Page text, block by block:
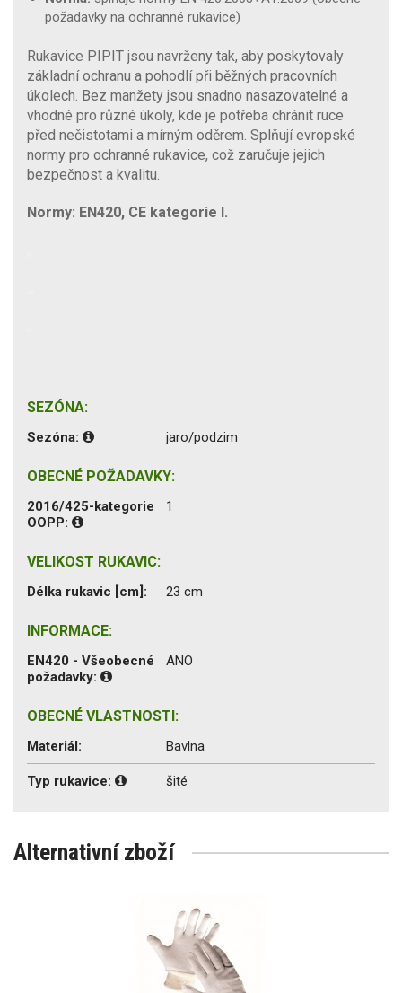
požadavky na ochranné rukavice)
Rukavice PIPIT jsou navrženy tak, aby poskytovaly
základní ochranu a pohodlí při běžných pracovních
úkolech. Bez manžety jsou snadno nasazovatelné a
vhodné pro různé úkoly, kde je potřeba chránit ruce
před nečistotami a mírným oděrem. Splňují evropské
normy pro ochranné rukavice, což zaručuje jejich
bezpečnost a kvalitu.
Normy: EN420, CE kategorie I.
SEZÓNA:
Sezóna: jaro/podzim
OBECNÉ POŽADAVKY:
2016/425-kategorie
OOPP:
1
VELIKOST RUKAVIC:
Délka rukavic [cm]: 23 cm
INFORMACE:
EN420 - Všeobecné
požadavky:
ANO
OBECNÉ VLASTNOSTI:
Materiál: Bavlna
Typ rukavice: šité
Alternativní zboží